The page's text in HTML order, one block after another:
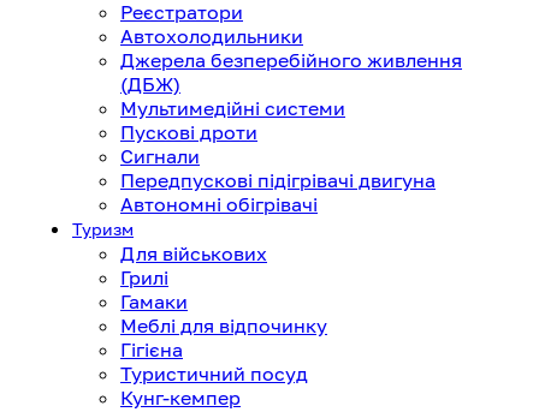
Реєстратори
Автохолодильники
Джерела безперебійного живлення
(ДБЖ)
Мультимедійні системи
Пускові дроти
Сигнали
Передпускові підігрівачі двигуна
Автономні обігрівачі
Туризм
Для військових
Грилі
Гамаки
Меблі для відпочинку
Гігієна
Туристичний посуд
Кунг-кемпер